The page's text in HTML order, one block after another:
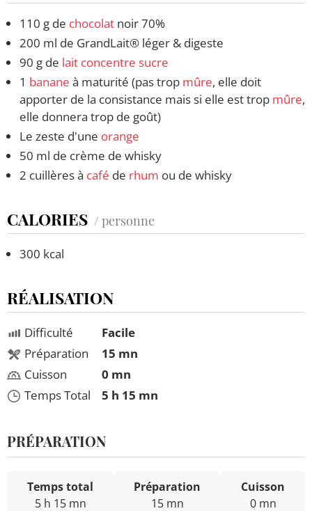
110 g de chocolat noir 70%
200 ml de GrandLait® léger & digeste
90 g de lait concentre sucre
1 banane à maturité (pas trop mûre, elle doit
apporter de la consistance mais si elle est trop mûre,
elle donnera trop de goût)
Le zeste d'une orange
50 ml de crème de whisky
2 cuillères à café de rhum ou de whisky
CALORIES / personne
300 kcal
RÉALISATION
Difficulté
Préparation
Cuisson
Temps Total
Facile
15 mn
0 mn
5 h 15 mn
PRÉPARATION
Temps total
5 h 15 mn
Préparation
15 mn
Cuisson
0 mn